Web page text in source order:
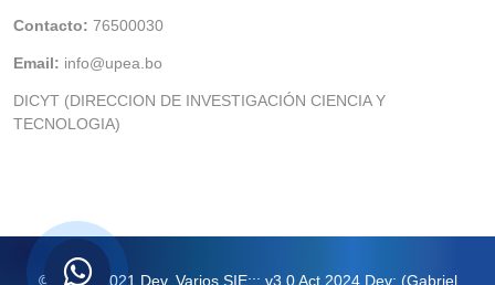
Contacto: 76500030
Email: info@upea.bo
DICYT (DIRECCION DE INVESTIGACIÓN CIENCIA Y
TECNOLOGIA)
© v.1 en 2021 Dev. Varios SIE::: v3.0 Act.2024 Dev: (Gabriel